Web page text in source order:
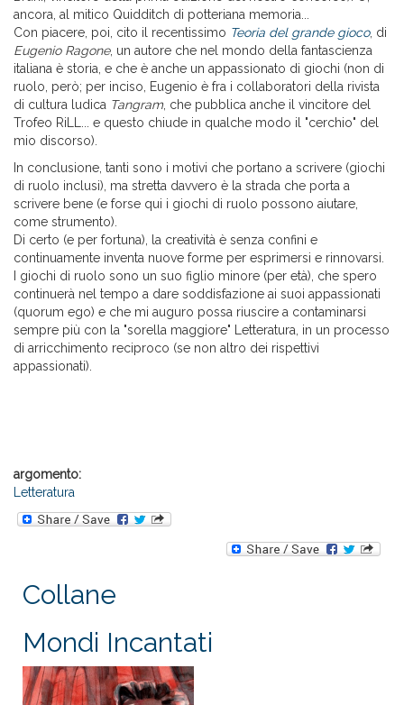
ancora, al mitico Quidditch di potteriana memoria...
Con piacere, poi, cito il recentissimo Teoria del grande gioco, di
Eugenio Ragone, un autore che nel mondo della fantascienza
italiana è storia, e che è anche un appassionato di giochi (non di
ruolo, però; per inciso, Eugenio è fra i collaboratori della rivista
di cultura ludica Tangram, che pubblica anche il vincitore del
Trofeo RiLL... e questo chiude in qualche modo il "cerchio" del
mio discorso).
In conclusione, tanti sono i motivi che portano a scrivere (giochi
di ruolo inclusi), ma stretta davvero è la strada che porta a
scrivere bene (e forse qui i giochi di ruolo possono aiutare,
come strumento).
Di certo (e per fortuna), la creatività è senza confini e
continuamente inventa nuove forme per esprimersi e rinnovarsi.
I giochi di ruolo sono un suo figlio minore (per età), che spero
continuerà nel tempo a dare soddisfazione ai suoi appassionati
(quorum ego) e che mi auguro possa riuscire a contaminarsi
sempre più con la "sorella maggiore" Letteratura, in un processo
di arricchimento reciproco (se non altro dei rispettivi
appassionati).
argomento:
Letteratura
Collane
Mondi Incantati